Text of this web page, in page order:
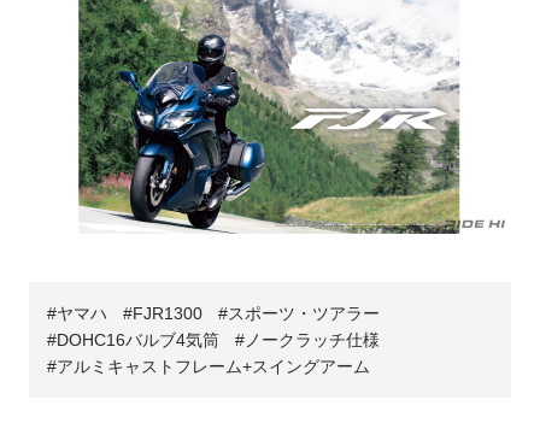
ヤマハ FJR1300
スポーツ・ツアラー
DOHC16バルブ4気筒
ノークラッチ仕様
アルミキャストフレーム+スイングアーム